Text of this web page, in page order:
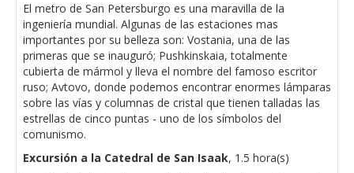
El metro de San Petersburgo es una maravilla de la
ingeniería mundial. Algunas de las estaciones mas
importantes por su belleza son: Vostania, una de las
primeras que se inauguró; Pushkinskaia, totalmente
cubierta de mármol y lleva el nombre del famoso escritor
ruso; Avtovo, donde podemos encontrar enormes lámparas
sobre las vías y columnas de cristal que tienen talladas las
estrellas de cinco puntas - uno de los símbolos del
comunismo.
Excursión a la Catedral de San Isaak, 1.5 hora(s)